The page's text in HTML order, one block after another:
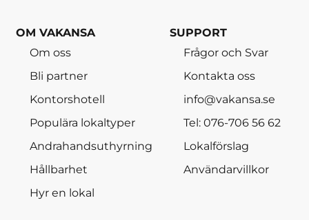
OM VAKANSA
Om oss
Bli partner
Kontorshotell
Populära lokaltyper
Andrahandsuthyrning
Hållbarhet
Hyr en lokal
SUPPORT
Frågor och Svar
Kontakta oss
info@vakansa.se
Tel: 076-706 56 62
Lokalförslag
Användarvillkor